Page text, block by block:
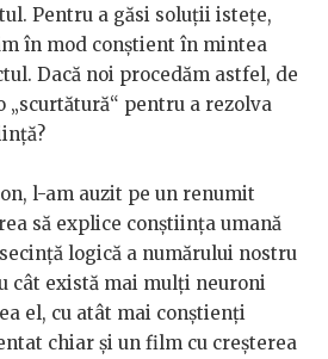
Pentru a găsi soluții istețe,
în mod conștient în mintea
Dacă noi procedăm astfel, de
„scurtătură“ pentru a rezolva
l-am auzit pe un renumit
să explice conștiința umană
logică a numărului nostru
cât există mai mulți neuroni
el, cu atât mai conștienți
chiar și un film cu creșterea